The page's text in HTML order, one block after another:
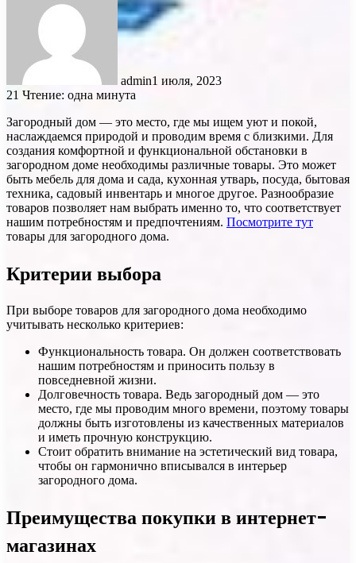
admin1 июля, 2023
21 Чтение: одна минута
Загородный дом — это место, где мы ищем уют и покой,
наслаждаемся природой и проводим время с близкими. Для
создания комфортной и функциональной обстановки в
загородном доме необходимы различные товары. Это может
быть мебель для дома и сада, кухонная утварь, посуда, бытовая
техника, садовый инвентарь и многое другое. Разнообразие
товаров позволяет нам выбрать именно то, что соответствует
нашим потребностям и предпочтениям. Посмотрите тут
товары для загородного дома.
Критерии выбора
При выборе товаров для загородного дома необходимо
учитывать несколько критериев:
Функциональность товара. Он должен соответствовать
нашим потребностям и приносить пользу в
повседневной жизни.
Долговечность товара. Ведь загородный дом — это
место, где мы проводим много времени, поэтому товары
должны быть изготовлены из качественных материалов
и иметь прочную конструкцию.
Стоит обратить внимание на эстетический вид товара,
чтобы он гармонично вписывался в интерьер
загородного дома.
Преимущества покупки в интернет-
магазинах